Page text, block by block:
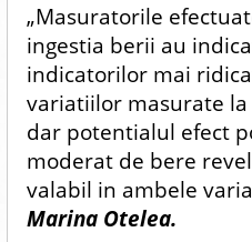
„Masuratorile
ingestia berii au
indicatorilor mai
variatiilor masurate
dar potentialul efect
moderat de bere
valabil in ambele
Marina Otelea.